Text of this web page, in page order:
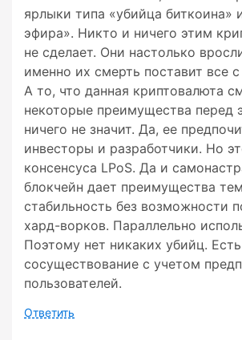
ярлыки типа «убийца биткоина»
эфира». Никто и ничего этим
не сделает. Они настолько
именно их смерть поставит все с
А то, что данная криптовалюта
некоторые преимущества перед
ничего не значит. Да, ее
инвесторы и разработчики. Но
консенсуса LPoS. Да и
блокчейн дает преимущества
стабильность без возможности
хард-ворков. Параллельно
Поэтому нет никаких убийц. Есть
сосуществование с учетом
пользователей.
Ответить